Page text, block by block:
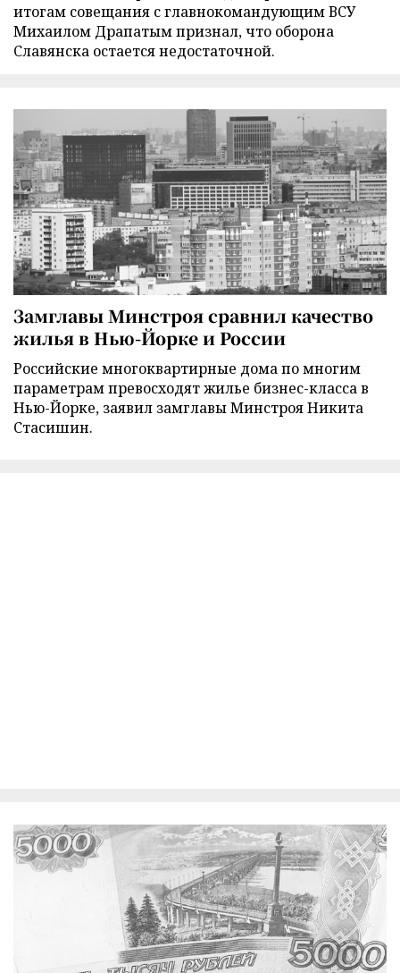
итогам совещания с главнокомандующим ВСУ
Михаилом Драпатым признал, что оборона
Славянска остается недостаточной.
Замглавы Минстроя сравнил качество
жилья в Нью-Йорке и России
Российские многоквартирные дома по многим
параметрам превосходят жилье бизнес-класса в
Нью-Йорке, заявил замглавы Минстроя Никита
Стасишин.